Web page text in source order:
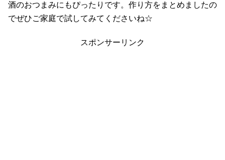
酒のおつまみにもぴったりです。作り方をまとめましたの
でぜひご家庭で試してみてくださいね☆
スポンサーリンク